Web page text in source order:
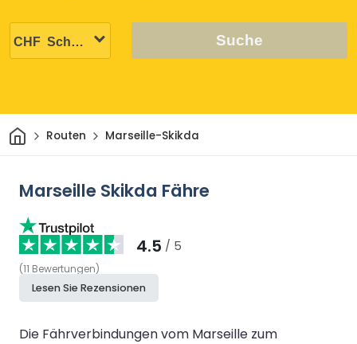
Suche
HeimRouten Marseille-Skikda
Marseille Skikda Fähre
4.5 / 5
(11 Bewertungen)
Lesen Sie Rezensionen
Die Fährverbindungen vom Marseille zum